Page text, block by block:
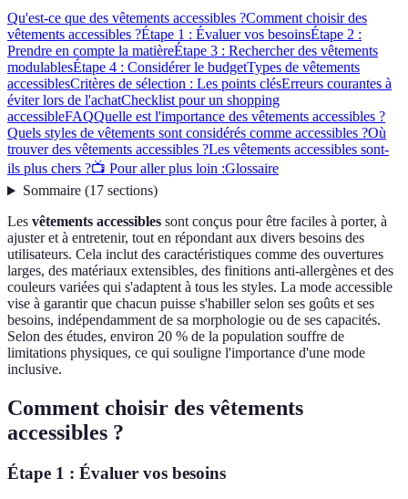
Qu'est-ce que des vêtements accessibles ?Comment choisir des
vêtements accessibles ?Étape 1 : Évaluer vos besoinsÉtape 2 :
Prendre en compte la matièreÉtape 3 : Rechercher des vêtements
modulablesÉtape 4 : Considérer le budgetTypes de vêtements
accessiblesCritères de sélection : Les points clésErreurs courantes à
éviter lors de l'achatChecklist pour un shopping
accessibleFAQQuelle est l'importance des vêtements accessibles ?
Quels styles de vêtements sont considérés comme accessibles ?Où
trouver des vêtements accessibles ?Les vêtements accessibles sont-
ils plus chers ?📺 Pour aller plus loin :Glossaire
Sommaire(17 sections)
Les vêtements accessibles sont conçus pour être faciles à porter, à
ajuster et à entretenir, tout en répondant aux divers besoins des
utilisateurs. Cela inclut des caractéristiques comme des ouvertures
larges, des matériaux extensibles, des finitions anti-allergènes et des
couleurs variées qui s'adaptent à tous les styles. La mode accessible
vise à garantir que chacun puisse s'habiller selon ses goûts et ses
besoins, indépendamment de sa morphologie ou de ses capacités.
Selon des études, environ 20 % de la population souffre de
limitations physiques, ce qui souligne l'importance d'une mode
inclusive.
Comment choisir des vêtements
accessibles ?
Étape 1 : Évaluer vos besoins